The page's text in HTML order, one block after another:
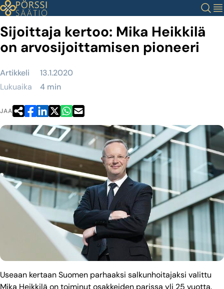
Siirry
sisältöön
Haku
Sijoittaja kertoo: Mika Heikkilä
on arvosijoittamisen pioneeri
Artikkeli
13.1.2020
Lukuaika
4 min
JAA
Useaan kertaan Suomen parhaaksi salkunhoitajaksi valittu
Mika Heikkilä on toiminut osakkeiden parissa yli 25 vuotta.